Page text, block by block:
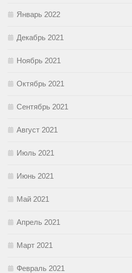
Январь 2022
Декабрь 2021
Ноябрь 2021
Октябрь 2021
Сентябрь 2021
Август 2021
Июль 2021
Июнь 2021
Май 2021
Апрель 2021
Март 2021
Февраль 2021